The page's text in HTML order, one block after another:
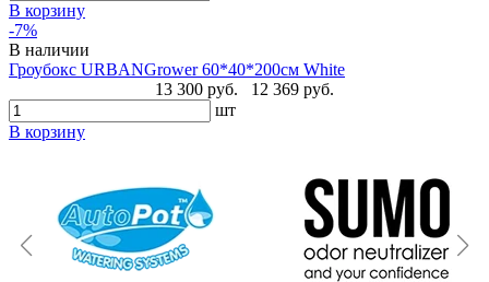
В корзину
-7%
В наличии
Гроубокс URBANGrower 60*40*200см White
13 300 руб.
12 369 руб.
шт
В корзину